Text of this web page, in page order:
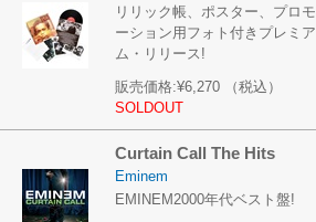
リリック帳、ポスター、プロモ
ーション用フォト付きプレミア
ム・リリース!
販売価格:¥6,270
（税込）
SOLDOUT
Curtain Call The Hits
Eminem
EMINEM2000年代ベスト盤!